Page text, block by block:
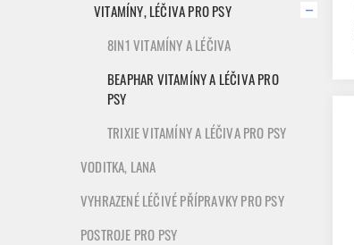
VITAMÍNY, LÉČIVA PRO PSY
8IN1 VITAMÍNY A LÉČIVA
BEAPHAR VITAMÍNY A LÉČIVA PRO
PSY
TRIXIE VITAMÍNY A LÉČIVA PRO PSY
VODITKA, LANA
VYHRAZENÉ LÉČIVÉ PŘÍPRAVKY PRO PSY
POSTROJE PRO PSY